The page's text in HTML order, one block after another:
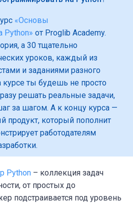
«Основы
Python» от Proglib Academy.
а 30 тщательно
уроков, каждый из
и заданиями разного
курсе ты будешь не просто
решать реальные задачи,
за шагом. А к концу курса —
продукт, который пополнит
работодателям
Python – коллекция задач
от простых до
подстраивается под уровень